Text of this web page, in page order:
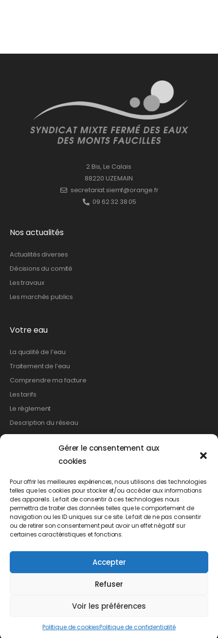
Gérer le consentement aux
cookies
Pour offrir les meilleures expériences, nous utilisons des technologies
telles que les cookies pour stocker et/ou accéder aux informations
des appareils. Le fait de consentir à ces technologies nous
permettra de traiter des données telles que le comportement de
navigation ou les ID uniques sur ce site. Le fait de ne pas consentir
ou de retirer son consentement peut avoir un effet négatif sur
certaines caractéristiques et fonctions.
Accepter
Refuser
Voir les préférences
Politique de cookiesPolitique de confidentialité
2 Bis, Le Calais
88220 UZEMAIN
secretariat.siemf@orange.fr
09 62 32 38 05
Nos actualités
Actualités diverses
Décisions du comité
Les travaux
Les marchés publics
Votre eau
La qualité de l’eau
Traitement de l’eau
Comprendre ma facture
Les tarifs
Le règlement
Description du réseau
Relevé de compteur
Création de branchement
Suppression d’un branchement
Changement de propriétaire
Demande d’abonnement
Demande de mensualisation
Mentions légales
Politique de cookies
Politique de confidentialité
Contact